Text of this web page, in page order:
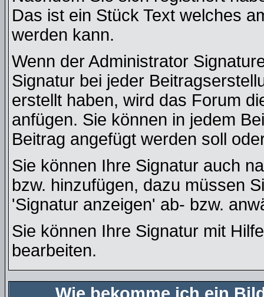
Das ist ein Stück Text welches
werden kann.
Wenn der Administrator
Signatur bei jeder
erstellt haben, wird das Forum
anfügen. Sie können in jedem
Beitrag angefügt werden soll
Sie können Ihre Signatur auch
bzw. hinzufügen, dazu müssen
'Signatur anzeigen' ab- bzw.
Sie können Ihre Signatur mit
bearbeiten.